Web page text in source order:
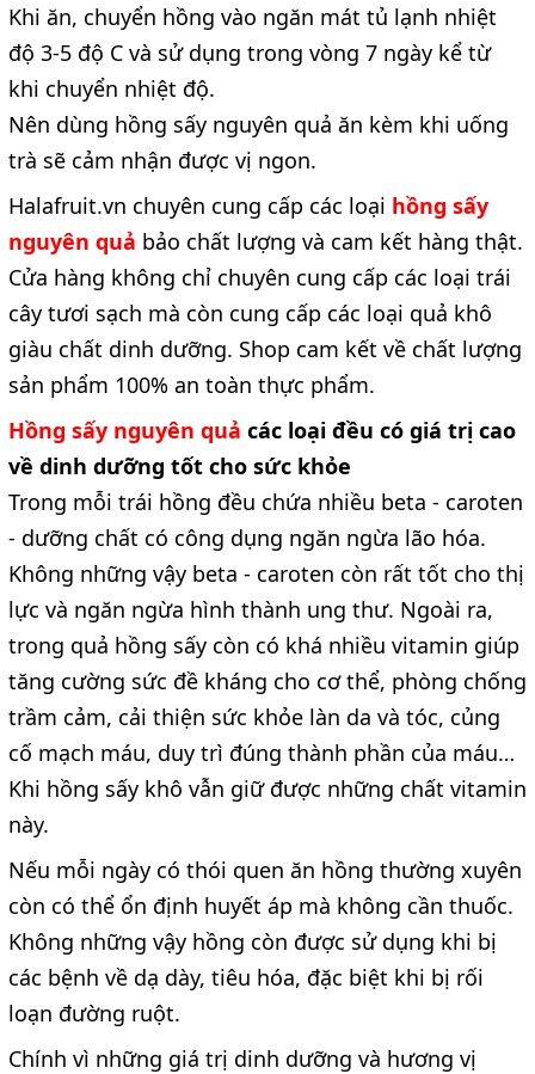
Khi ăn, chuyển hồng vào ngăn mát tủ lạnh nhiệt
độ 3-5 độ C và sử dụng trong vòng 7 ngày kể từ
khi chuyển nhiệt độ.
Nên dùng hồng sấy nguyên quả ăn kèm khi uống
trà sẽ cảm nhận được vị ngon.
Halafruit.vn chuyên cung cấp các loại hồng sấy
nguyên quả bảo chất lượng và cam kết hàng thật.
Cửa hàng không chỉ chuyên cung cấp các loại trái
cây tươi sạch mà còn cung cấp các loại quả khô
giàu chất dinh dưỡng. Shop cam kết về chất lượng
sản phẩm 100% an toàn thực phẩm.
Hồng sấy nguyên quả các loại đều có giá trị cao
về dinh dưỡng tốt cho sức khỏe
Trong mỗi trái hồng đều chứa nhiều beta - caroten
- dưỡng chất có công dụng ngăn ngừa lão hóa.
Không những vậy beta - caroten còn rất tốt cho thị
lực và ngăn ngừa hình thành ung thư. Ngoài ra,
trong quả hồng sấy còn có khá nhiều vitamin giúp
tăng cường sức đề kháng cho cơ thể, phòng chống
trầm cảm, cải thiện sức khỏe làn da và tóc, củng
cố mạch máu, duy trì đúng thành phần của máu…
Khi hồng sấy khô vẫn giữ được những chất vitamin
này.
Nếu mỗi ngày có thói quen ăn hồng thường xuyên
còn có thể ổn định huyết áp mà không cần thuốc.
Không những vậy hồng còn được sử dụng khi bị
các bệnh về dạ dày, tiêu hóa, đặc biệt khi bị rối
loạn đường ruột.
Chính vì những giá trị dinh dưỡng và hương vị